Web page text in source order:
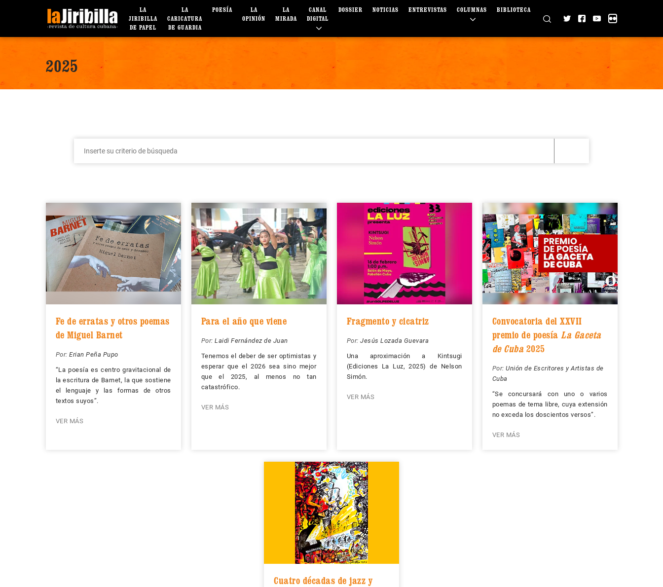
LA
JIRIBILLA
DE PAPEL
LA
CARICATURA
DE GUARDIA
POESÍA
LA
OPINIÓN
LA
MIRADA
CANAL
DIGITAL
DOSSIER NOTICIAS ENTREVISTAS COLUMNAS BIBLIOTECA
2025
Fe de erratas y otros poemas
de Miguel Barnet
Por: Erian Peña Pupo
“La poesía es centro gravitacional de
la escritura de Barnet, la que sostiene
el lenguaje y las formas de otros
textos suyos”.
VER MÁS
Para el año que viene
Por: Laidi Fernández de Juan
Tenemos el deber de ser optimistas y
esperar que el 2026 sea sino mejor
que el 2025, al menos no tan
catastrófico.
VER MÁS
Fragmento y cicatriz
Por: Jesús Lozada Guevara
Una aproximación a Kintsugi
(Ediciones La Luz, 2025) de Nelson
Simón.
VER MÁS
Convocatoria del XXVII
premio de poesía La Gaceta
de Cuba2025
Por: Unión de Escritores y Artistas de
Cuba
“Se concursará con uno o varios
poemas de tema libre, cuya extensión
no exceda los doscientos versos”.
VER MÁS
Cuatro décadas de jazz y